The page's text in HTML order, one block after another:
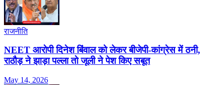
राजनीति
NEET आरोपी दिनेश बिंवाल को लेकर बीजेपी-कांग्रेस में ठनी,
राठौड़ ने झाड़ा पल्ला तो जूली ने पेश किए सबूत
May 14, 2026